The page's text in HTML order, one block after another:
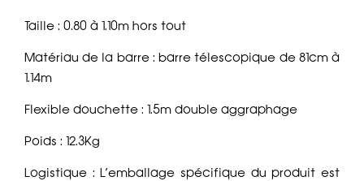
Taille : 0.80 à 1.10m hors tout
Matériau de la barre : barre télescopique de 81cm à
1.14m
Flexible douchette : 1.5m double aggraphage
Poids : 12.3Kg
Logistique : L’emballage spécifique du produit est